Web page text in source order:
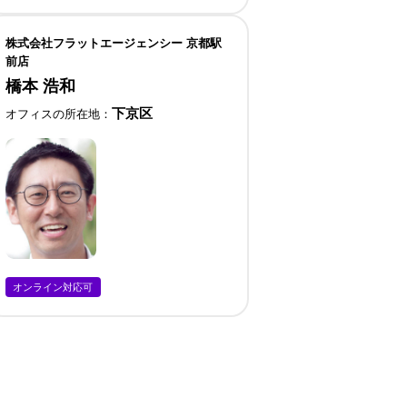
株式会社フラットエージェンシー 京都駅
前店
橋本 浩和
オフィスの所在地 下京区
オンライン対応可